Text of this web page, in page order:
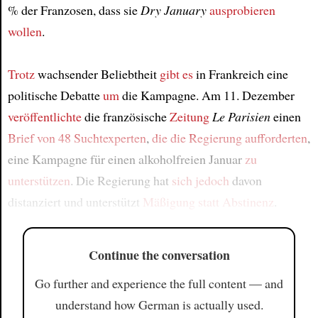
% der Franzosen, dass sie Dry Januaryausprobieren
wollen.
Trotzwachsender Beliebtheit gibt esin Frankreich eine
politische Debatteum die Kampagne. Am 11. Dezember
veröffentlichtedie französischeZeitung Le Parisieneinen
Brief von 48 Suchtexperten, die die Regierung aufforderten,
eine Kampagne für einen alkoholfreien Januar zu
unterstützen. Die Regierung hat sich jedoch davon
distanziert und unterstützt Mäßigung statt Abstinenz
Continue the conversation
Go further and experience the full content — and
understand how German is actually used.